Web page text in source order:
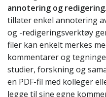
annotering og redigering
tillater enkel annotering
og -redigeringsverktøy
filer kan enkelt merkes
kommentarer og
studier, forskning og
en PDF-fil med kolleger
legge til sine egne